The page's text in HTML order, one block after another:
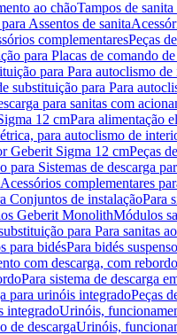
ao chãoTampos de
Assentos de sanita
complementaresPeças
para Placas de comando
para Para autoclismo
substituição para Para
para sanitas com
12 cmPara alimentação
para autoclismo de
Geberit Sigma 12 cmPeças
para Sistemas de descarga
Acessórios complementares
Conjuntos de instalaçãoPara
Geberit MonolithMódulos
para Para sanitas
para bidésPara bidés
com descarga, com rebordo
Para sistema de descarga
para urinóis integradoPeças
integradoUrinóis,
de descargaUrinóis,